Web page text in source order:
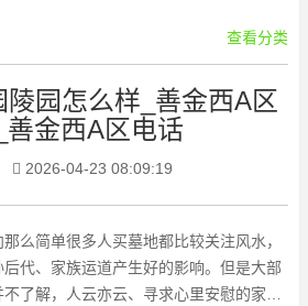
查看分类
陵园怎么样_善金西A区
善金西A区电话
2026-04-23 08:09:19
么简单很多人买墓地都比较关注风水，
代、家族运道产生好的影响。但是大部
了解，人云亦云、寻求心里安慰的家属